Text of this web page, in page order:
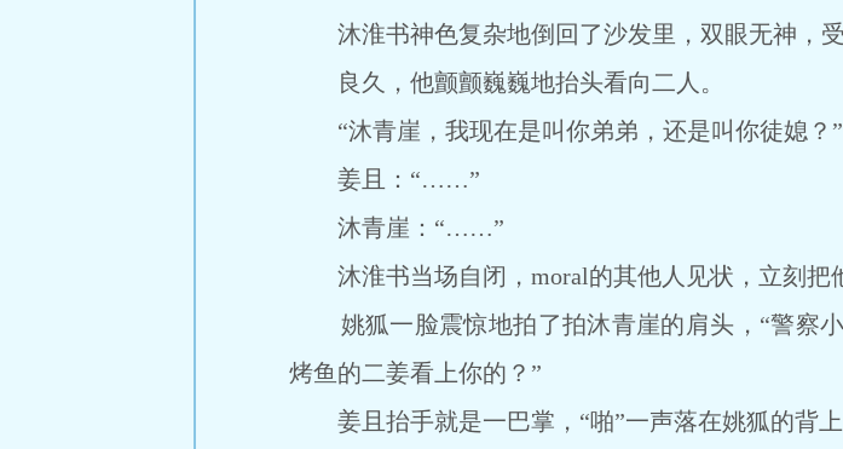
沐淮书神色复杂地倒回了沙发里，双眼无神，受
良久，他颤颤巍巍地抬头看向二人。
“沐青崖，我现在是叫你弟弟，还是叫你徒媳？”
姜且：“……”
沐青崖：“……”
沐淮书当场自闭，moral的其他人见状，立刻把
姚狐一脸震惊地拍了拍沐青崖的肩头，“警察小
烤鱼的二姜看上你的？”
姜且抬手就是一巴掌，“啪”一声落在姚狐的背上